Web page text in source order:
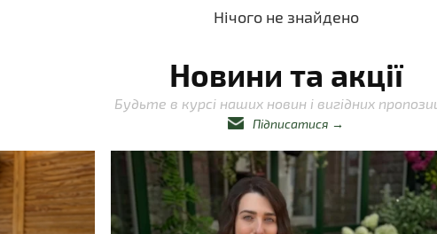
Нічого не знайдено
Новини та акції
Будьте в курсі наших новин і вигідних
Підписатися →